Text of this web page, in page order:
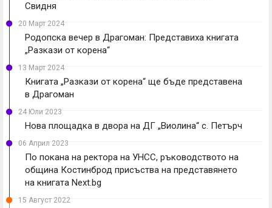
Свидня
20 Март 2024
Родопска вечер в Драгоман: Представиха книгата
„Разкази от корена“
13 Март 2024
Книгата „Разкази от корена“ ще бъде представена
в Драгоман
24 Юли 2023
Нова площадка в двора на ДГ „Виолина“ с. Петърч
06 Април 2023
По покана на ректора на УНСС, ръководството на
община Костинброд присъства на представянето
на книгата Next.bg
15 Август 2022